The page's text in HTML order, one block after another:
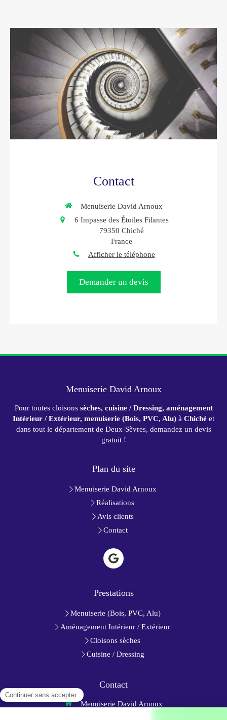
Contact
Menuiserie David Arnoux
6 Impasse des Étoiles Filantes
79350 Chiché
France
Afficher le téléphone
Demander un devis
Menuiserie David Arnoux
Pour toutes cloisonssèches, cuisine / Dressing, aménagement
Intérieur / Extérieur, menuiserie (Bois, PVC, Alu) à Chiché et
dans tout le département de Deux-Sèvres, demandez un devis
gratuit !
Plan du site
Menuiserie David Arnoux
Réalisations
Avis clients
Contact
Prestations
Menuiserie (Bois, PVC, Alu)
Aménagement Intérieur / Extérieur
Cloisons sèches
Cuisine / Dressing
Contact
Menuiserie David Arnoux